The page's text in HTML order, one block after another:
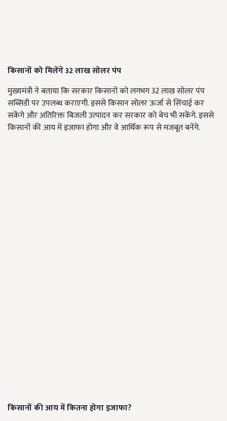
किसानों को मिलेंगे 32लाख सोलर पंप
मुख्यमंत्री ने बताया कि सरकार किसानों को लगभग 32 लाख सोलर पंप
सब्सिडी पर उपलब्ध कराएगी. इससे किसान सोलर ऊर्जा से सिंचाई कर
सकेंगे और अतिरिक्त बिजली उत्पादन कर सरकार को बेच भी सकेंगे. इससे
किसानों की आय में इजाफा होगा और वे आर्थिक रूप से मजबूत बनेंगे.
किसानों की आय में कितना होगा इजाफा?